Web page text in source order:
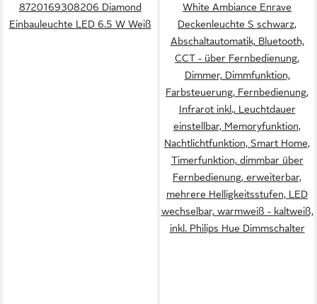
8720169308206 Diamond
Einbauleuchte LED 6.5 W Weiß
White Ambiance Enrave
Deckenleuchte S schwarz,
Abschaltautomatik, Bluetooth,
CCT - über Fernbedienung,
Dimmer, Dimmfunktion,
Farbsteuerung, Fernbedienung,
Infrarot inkl., Leuchtdauer
einstellbar, Memoryfunktion,
Nachtlichtfunktion, Smart Home,
Timerfunktion, dimmbar über
Fernbedienung, erweiterbar,
mehrere Helligkeitsstufen, LED
wechselbar, warmweiß - kaltweiß,
inkl. Philips Hue Dimmschalter